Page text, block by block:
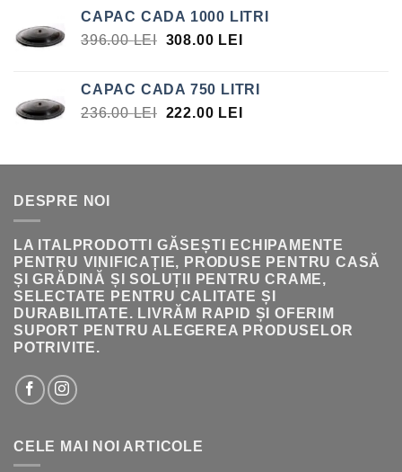
CAPAC CADA 1000 LITRI
396.00LEI PREȚUL
FOST:
396.00 LEI.
308.00 LEI PREȚUL
308.00 LEI.
CAPAC CADA 750 LITRI
236.00LEI PREȚUL
FOST:
222.00 LEI PREȚUL
222.00 LEI.
DESPRE NOI
LA ITALPRODOTTI GĂSEȘTI ECHIPAMENTE
PENTRU VINIFICAȚIE, PRODUSE PENTRU CASĂ
ȘI GRĂDINĂ ȘI SOLUȚII PENTRU CRAME,
SELECTATE PENTRU CALITATE ȘI
DURABILITATE. LIVRĂM RAPID ȘI OFERIM
SUPORT PENTRU ALEGEREA PRODUSELOR
POTRIVITE.
CELE MAI NOI ARTICOLE